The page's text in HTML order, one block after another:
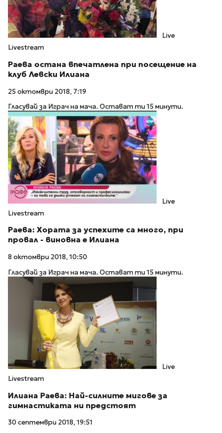
Live
Livestream
Раева остана впечатлена при посещение на
клуб Левски Илиана
25 октомври 2018, 7:19
Гласувай за Играч на мача. Остават ти 15 минути.
Live
Livestream
Раева: Хората за успехите са много, при
провал - виновна е Илиана
8 октомври 2018, 10:50
Гласувай за Играч на мача. Остават ти 15 минути.
Live
Livestream
Илиана Раева: Най-силните мигове за
гимнастиката ни предстоят
30 септември 2018, 19:51